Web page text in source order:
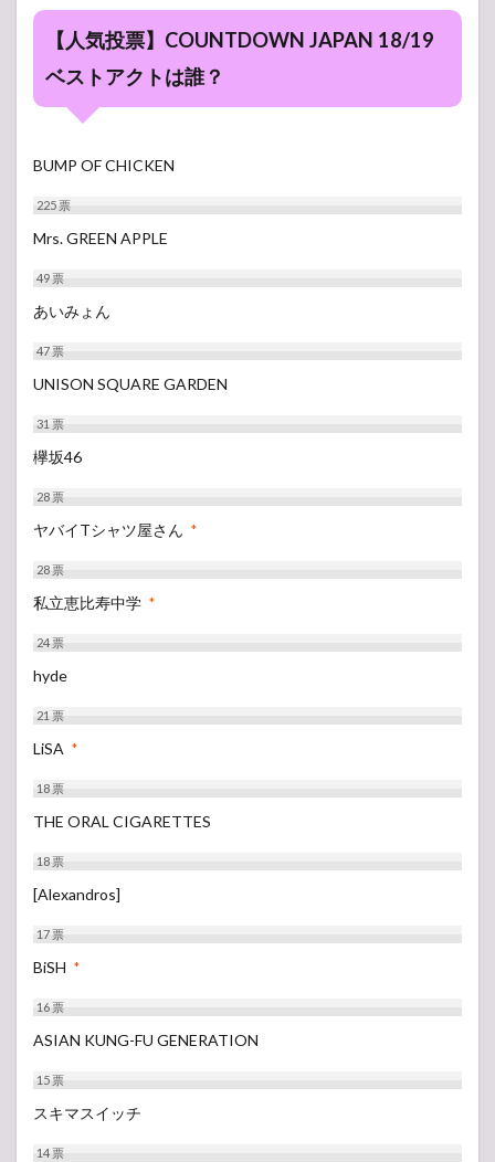
【人気投票】COUNTDOWN JAPAN 18/19
ベストアクトは誰？
BUMP OF CHICKEN
225票
Mrs. GREEN APPLE
49票
あいみょん
47票
UNISON SQUARE GARDEN
31票
欅坂46
28票
ヤバイTシャツ屋さん *
28票
私立恵比寿中学 *
24票
hyde
21票
LiSA *
18票
THE ORAL CIGARETTES
18票
[Alexandros]
17票
BiSH *
16票
ASIAN KUNG-FU GENERATION
15票
スキマスイッチ
14票